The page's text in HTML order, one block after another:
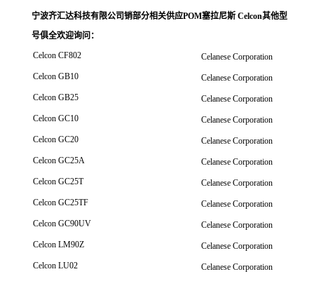
宁波齐汇达科技有限公司销部分相关供应POM塞拉尼斯 Celcon其他型
号俱全欢迎询问 ：
Celcon CF802
Celanese Corporation
Celcon GB10
Celanese Corporation
Celcon GB25
Celanese Corporation
Celcon GC10
Celanese Corporation
Celcon GC20
Celanese Corporation
Celcon GC25A
Celanese Corporation
Celcon GC25T
Celanese Corporation
Celcon GC25TF
Celanese Corporation
Celcon GC90UV
Celanese Corporation
Celcon LM90Z
Celanese Corporation
Celcon LU02
Celanese Corporation